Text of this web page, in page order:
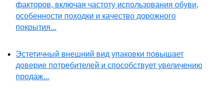
факторов, включая частоту использования обуви,
особенности походки и качество дорожного
покрытия...
Эстетичный внешний вид упаковки повышает
доверие потребителей и способствует увеличению
продаж...